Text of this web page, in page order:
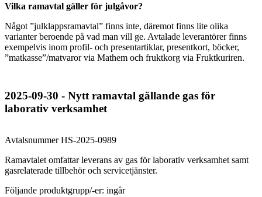
Vilka ramavtal gäller för julgåvor?
Något ”julklappsramavtal” finns inte, däremot finns lite olika
varianter beroende på vad man vill ge. Avtalade leverantörer finns
exempelvis inom profil- och presentartiklar, presentkort, böcker,
”matkasse”/matvaror via Mathem och fruktkorg via Fruktkuriren.
2025-09-30 - Nytt ramavtal gällande gas för
laborativ verksamhet
Avtalsnummer HS-2025-0989
Ramavtalet omfattar leverans av gas för laborativ verksamhet samt
gasrelaterade tillbehör och servicetjänster.
Följande produktgrupp/-er: ingår